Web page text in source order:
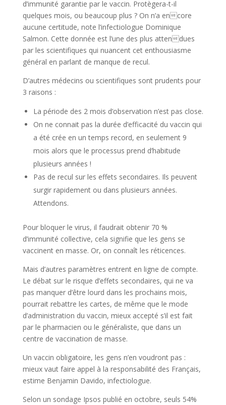
d’immunité garantie par le vaccin. Protègera-t-il
quelques mois, ou beaucoup plus ? On n’a encore
aucune certitude, note l’infectiologue Dominique
Salmon. Cette donnée est l’une des plus attendues
par les scientifiques qui nuancent cet enthousiasme
général en parlant de manque de recul.
D’autres médecins ou scientifiques sont prudents pour
3 raisons :
La période des 2 mois d’observation n’est pas close.
On ne connait pas la durée d’efficacité du vaccin qui
a été crée en un temps record, en seulement 9
mois alors que le processus prend d’habitude
plusieurs années !
Pas de recul sur les effets secondaires. Ils peuvent
surgir rapidement ou dans plusieurs années.
Attendons.
Pour bloquer le virus, il faudrait obtenir 70 %
d’immunité collective, cela signifie que les gens se
vaccinent en masse. Or, on connaît les réticences.
Mais d’autres paramètres entrent en ligne de compte.
Le débat sur le risque d’effets secondaires, qui ne va
pas manquer d’être lourd dans les prochains mois,
pourrait rebattre les cartes, de même que le mode
d’administration du vaccin, mieux accepté s’il est fait
par le pharmacien ou le généraliste, que dans un
centre de vaccination de masse.
Un vaccin obligatoire, les gens n’en voudront pas :
mieux vaut faire appel à la responsabilité des Français,
estime Benjamin Davido, infectiologue.
Selon un sondage Ipsos publié en octobre, seuls 54%